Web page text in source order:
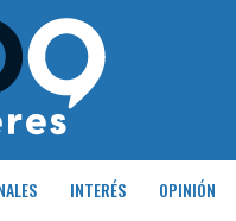
INTERÉS OPINIÓN